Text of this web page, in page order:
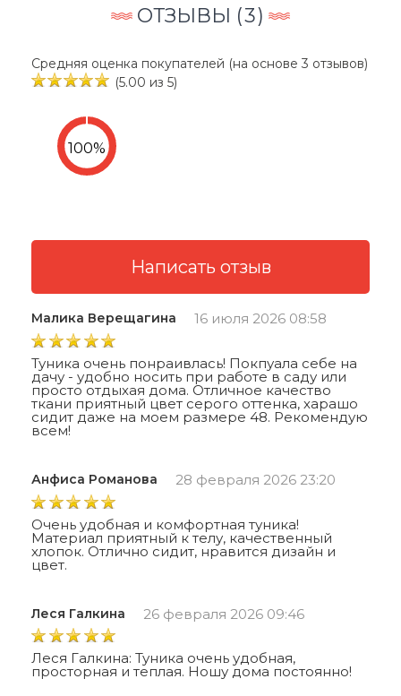
ОТЗЫВЫ (3)
Средняя оценка покупателей (на основе 3 отзывов)
(5.00 из 5)
Малика Верещагина 16 июля 2026 08:58
Туника очень понраивлась! Покпуала себе на
дачу - удобно носить при работе в саду или
просто отдыхая дома. Отличное качество
ткани приятный цвет серого оттенка, харашо
сидит даже на моем размере 48. Рекомендую
всем!
Анфиса Романова 28 февраля 2026 23:20
Очень удобная и комфортная туника!
Материал приятный к телу, качественный
хлопок. Отлично сидит, нравится дизайн и
цвет.
Леся Галкина 26 февраля 2026 09:46
Леся Галкина: Туника очень удобная,
просторная и теплая. Ношу дома постоянно!